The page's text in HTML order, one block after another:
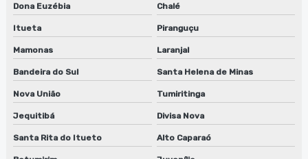
Dona Euzébia Chalé
Itueta Piranguçu
Mamonas Laranjal
Bandeira do Sul Santa Helena de Minas
Nova União Tumiritinga
Jequitibá Divisa Nova
Santa Rita do Itueto Alto Caparaó